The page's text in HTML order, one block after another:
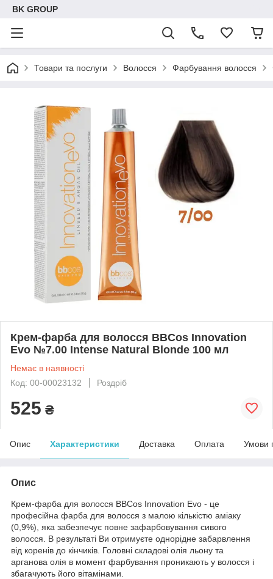
BK GROUP
Товари та послуги Волосся Фарбування волосся
Крем-фарба для волосся BBCos Innovation
Evo №7.00 Intense Natural Blonde 100 мл
Немає в наявності
Код: 00-00023132
Роздріб
525 ₴
Опис Характеристики Доставка Оплата Умови
Опис
Крем-фарба для волосся BBCos Innovation Evo - це
професійна фарба для волосся з малою кількістю аміаку
(0,9%), яка забезпечує повне зафарбовування сивого
волосся. В результаті Ви отримуєте однорідне забарвлення
від коренів до кінчиків. Головні складові олія льону та
арганова олія в момент фарбування проникають у волосся і
збагачують його вітамінами.